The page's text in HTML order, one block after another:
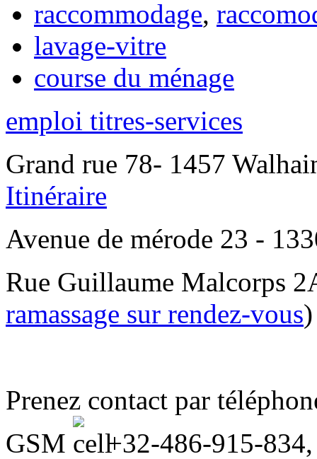
raccommodage,
lavage-vitre
course du ménage
emploi titres-services
Grand rue 78- 1457
Itinéraire
Avenue de mérode 23 -
Rue Guillaume Malcorps
ramassage sur rendez-vous)
Prenez contact par
GSM
+32-486-915-834